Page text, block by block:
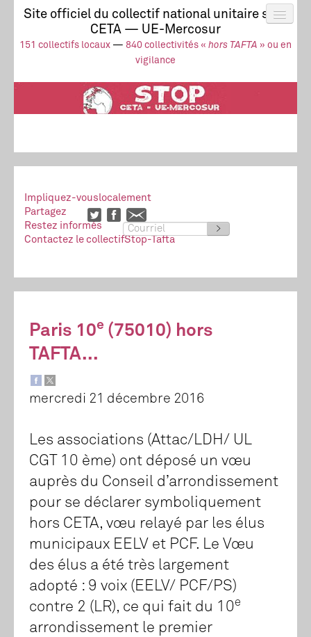
Site officiel du collectif national unitaire stop
CETA — UE-Mercosur
151 collectifs locaux — 840 collectivités « hors TAFTA » ou en
vigilance
Actus
UE-Mercosur
Stop à l’impunité !
TAFTA
CETA
Collectif
Impliquez-vouslocalement
Partagez
Restez informés
>
Contactez le collectifStop-Tafta
Paris 10e (75010) hors
TAFTA...
mercredi 21 décembre 2016
Les associations (Attac/LDH/ UL
CGT 10 ème) ont déposé un vœu
auprès du Conseil d’arrondissement
pour se déclarer symboliquement
hors CETA, vœu relayé par les élus
municipaux EELV et PCF. Le Vœu
des élus a été très largement
adopté : 9 voix (EELV/ PCF/PS)
contre 2 (LR), ce qui fait du 10e
arrondissement le premier